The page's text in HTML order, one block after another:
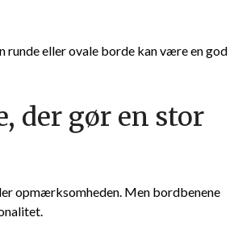
runde eller ovale borde kan være en god
der gør en stor
opmærksomheden. Men bordbenene